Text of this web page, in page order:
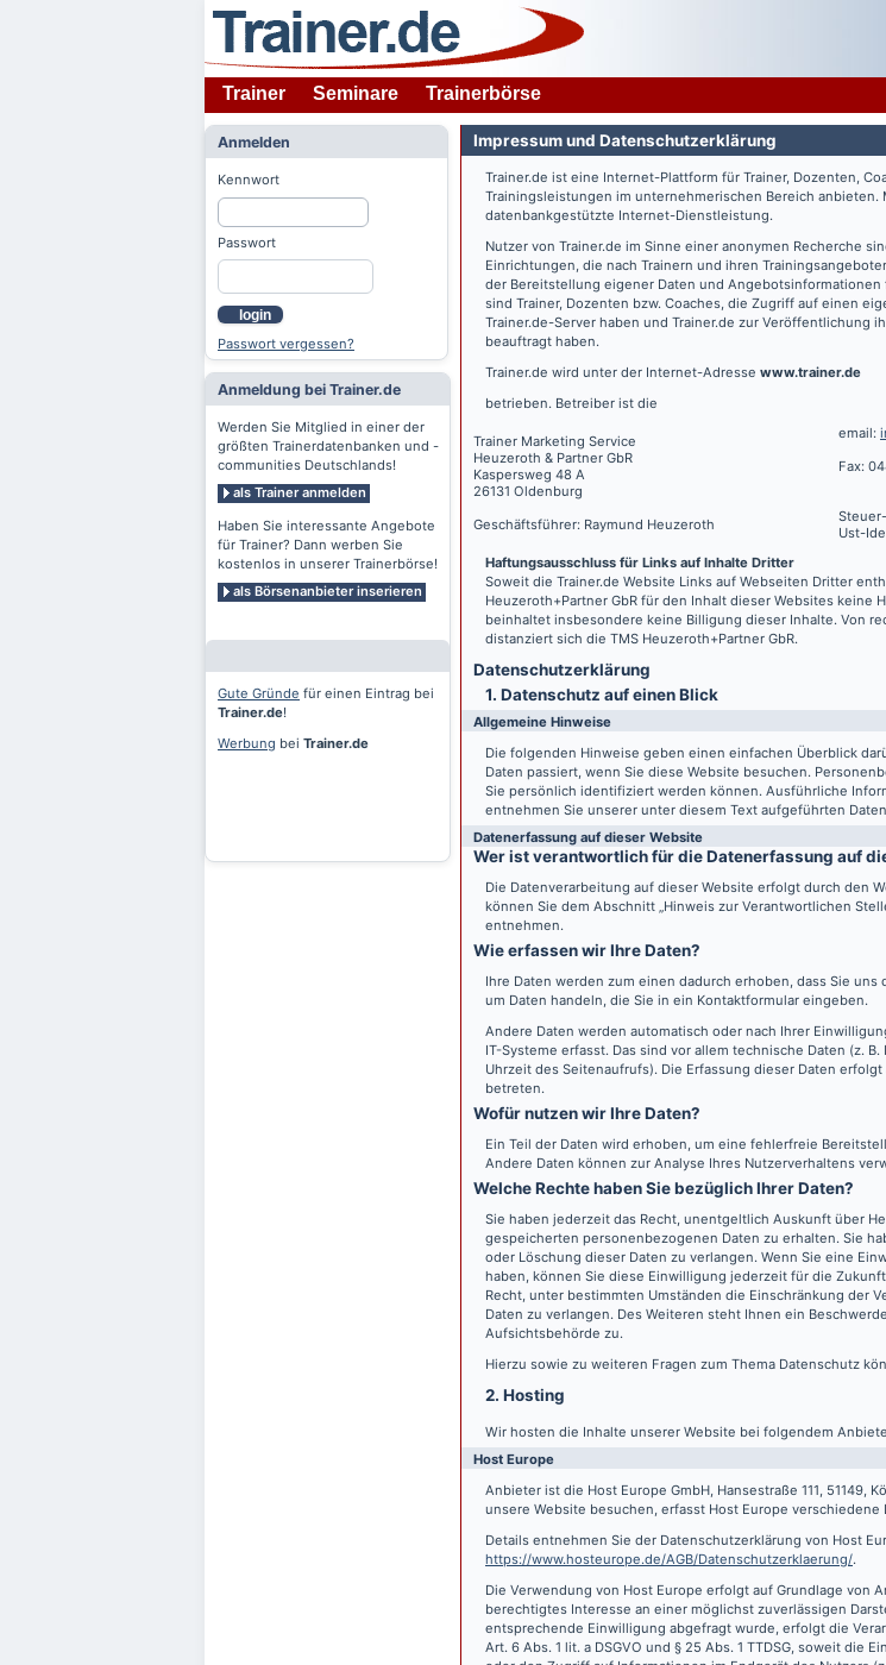
Trainer Seminare Trainerbörse
Anmelden
Kennwort
Passwort
login
Passwort vergessen?
Anmeldung bei Trainer.de
Werden Sie Mitglied in einer der
größten Trainerdatenbanken und -
communities Deutschlands!
als Trainer anmelden
Haben Sie interessante Angebote
für Trainer? Dann werben Sie
kostenlos in unserer Trainerbörse!
als Börsenanbieter inserieren
Gute Gründe für einen Eintrag bei
Trainer.de!
Werbung bei Trainer.de
Impressum und Datenschutzerklärung
Trainer.de ist eine Internet-Plattform für Trainer, Dozenten,
Trainingsleistungen im unternehmerischen Bereich anbieten.
datenbankgestützte Internet-Dienstleistung.
Nutzer von Trainer.de im Sinne einer anonymen Recherche
Einrichtungen, die nach Trainern und ihren
der Bereitstellung eigener Daten und Angebotsinformationen
sind Trainer, Dozenten bzw. Coaches, die Zugriff auf einen
Trainer.de-Server haben und Trainer.de zur Veröffentlichung
beauftragt haben.
Trainer.de wird unter der Internet-Adresse www.trainer.de
betrieben. Betreiber ist die
Trainer Marketing Service
Heuzeroth & Partner GbR
Kaspersweg 48 A
26131 Oldenburg
Geschäftsführer: Raymund Heuzeroth
email:
Fax:
Ust-
Haftungsausschluss für Links auf Inhalte Dritter
Soweit die Trainer.de Website Links auf Webseiten Dritter
Heuzeroth+Partner GbR für den Inhalt dieser Websites keine
beinhaltet insbesondere keine Billigung dieser Inhalte. Von
distanziert sich die TMS Heuzeroth+Partner GbR.
Datenschutz­erklärung
1. Datenschutz auf einen Blick
Allgemeine Hinweise
Die folgenden Hinweise geben einen einfachen Überblick
Daten passiert, wenn Sie diese Website besuchen.
Sie persönlich identifiziert werden können. Ausführliche
entnehmen Sie unserer unter diesem Text aufgeführten
Datenerfassung auf dieser Website
Wer ist verantwortlich für die Datenerfassung auf
Die Datenverarbeitung auf dieser Website erfolgt durch den
können Sie dem Abschnitt „Hinweis zur Verantwortlichen
entnehmen.
Wie erfassen wir Ihre Daten?
Ihre Daten werden zum einen dadurch erhoben, dass Sie
um Daten handeln, die Sie in ein Kontaktformular eingeben.
Andere Daten werden automatisch oder nach Ihrer
IT-Systeme erfasst. Das sind vor allem technische Daten (z.
Uhrzeit des Seitenaufrufs). Die Erfassung dieser Daten
betreten.
Wofür nutzen wir Ihre Daten?
Ein Teil der Daten wird erhoben, um eine fehlerfreie
Andere Daten können zur Analyse Ihres Nutzerverhaltens
Welche Rechte haben Sie bezüglich Ihrer Daten?
Sie haben jederzeit das Recht, unentgeltlich Auskunft über
gespeicherten personenbezogenen Daten zu erhalten. Sie
oder Löschung dieser Daten zu verlangen. Wenn Sie eine
haben, können Sie diese Einwilligung jederzeit für die
Recht, unter bestimmten Umständen die Einschränkung der
Daten zu verlangen. Des Weiteren steht Ihnen ein
Aufsichtsbehörde zu.
Hierzu sowie zu weiteren Fragen zum Thema Datenschutz
2. Hosting
Wir hosten die Inhalte unserer Website bei folgendem
Host Europe
Anbieter ist die Host Europe GmbH, Hansestraße 111, 51149,
unsere Website besuchen, erfasst Host Europe
Details entnehmen Sie der Datenschutzerklärung von Host
https://www.hosteurope.de/AGB/Datenschutzerklaerung/.
Die Verwendung von Host Europe erfolgt auf Grundlage von
berechtigtes Interesse an einer möglichst zuverlässigen
entsprechende Einwilligung abgefragt wurde, erfolgt die
Art. 6 Abs. 1 lit. a DSGVO und § 25 Abs. 1 TTDSG, soweit die